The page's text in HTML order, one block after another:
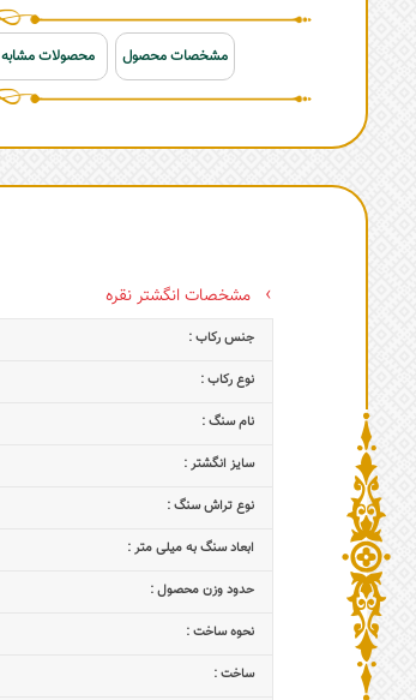
مشخصات محصول محصولات مشابه
مشخصات انگشتر نقره
جنس رکاب :
نوع رکاب :
نام سنگ :
سایز انگشتر :
نوع تراش سنگ :
ابعاد سنگ به میلی متر :
حدود وزن محصول :
نحوه ساخت :
ساخت :